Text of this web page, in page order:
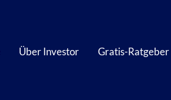
Über Investor Gratis-Ratgeber